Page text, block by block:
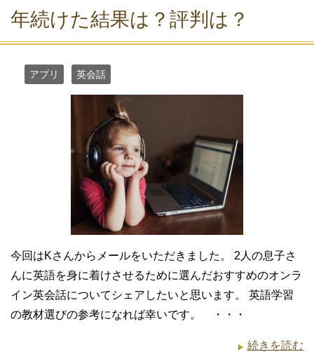
年続けた結果は？評判は？
アプリ 英会話
今回はKさんからメールをいただきました。 2人の息子さ
んに英語を身に着けさせるために選んだおすすめのオンラ
イン英会話についてシェアしたいと思います。 英語学習
の教材選びの参考になれば幸いです。 ・・・
続きを読む